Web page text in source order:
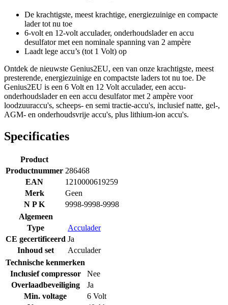
De krachtigste, meest krachtige, energiezuinige en compacte
lader tot nu toe
6-volt en 12-volt acculader, onderhoudslader en accu
desulfator met een nominale spanning van 2 ampère
Laadt lege accu’s (tot 1 Volt) op
Ontdek de nieuwste Genius2EU, een van onze krachtigste, meest
presterende, energiezuinige en compactste laders tot nu toe. De
Genius2EU is een 6 Volt en 12 Volt acculader, een accu-
onderhoudslader en een accu desulfator met 2 ampère voor
loodzuuraccu's, scheeps- en semi tractie-accu's, inclusief natte, gel-,
AGM- en onderhoudsvrije accu's, plus lithium-ion accu's.
Specificaties
Product
Productnummer 286468
EAN
1210000619259
Merk
Geen
N P K
9998-9998-9998
Algemeen
Type
Acculader
CE gecertificeerd Ja
Inhoud set
Acculader
Technische kenmerken
Inclusief compressor
Nee
Overlaadbeveiliging
Ja
Min. voltage
6 Volt